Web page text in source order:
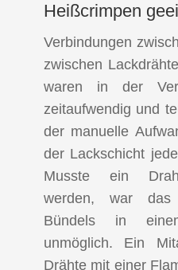
Heißcrimpen
Verbindungen
zwischen
waren in der
zeitaufwendig und
der manuelle
der Lackschicht
Musste ein
werden, war das
Bündels in
unmöglich. Ein
Drähte mit einer